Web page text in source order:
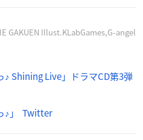
GAKUEN Illust.KLabGames,G-angel
♪ Shining Live」ドラマCD第3弾
♪」 Twitter